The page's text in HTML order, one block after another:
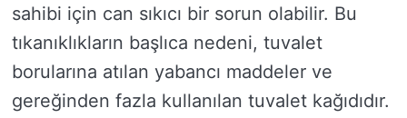
sahibi için can sıkıcı bir sorun olabilir. Bu
tıkanıklıkların başlıca nedeni, tuvalet
borularına atılan yabancı maddeler ve
gereğinden fazla kullanılan tuvalet kağıdıdır.